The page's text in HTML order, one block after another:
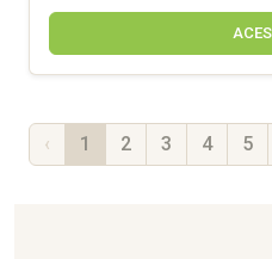
‹ 1 2 3 4 5